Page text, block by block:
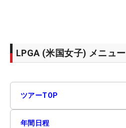
LPGA (米国女子) メニュー
ツアーTOP
年間日程